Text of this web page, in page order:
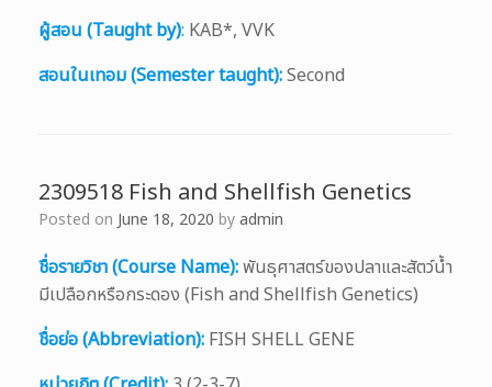
ผู้สอน (Taught by): KAB*, VVK
สอนในเทอม (Semester taught):Second
2309518 Fish and Shellfish Genetics
Posted on June 18, 2020 byadmin
ชื่อรายวิชา (Course Name):พันธุศาสตร์ของปลาและสัตว์น้ำ
มีเปลือกหรือกระดอง (Fish and Shellfish Genetics)
ชื่อย่อ (Abbreviation): FISH SHELL GENE